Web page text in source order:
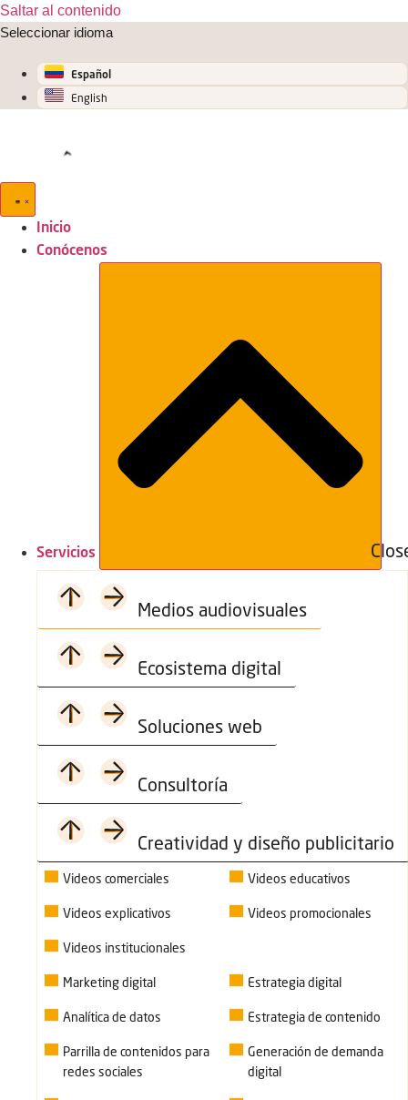
Saltar al contenido
Seleccionar idioma
Español
English
Inicio
Conócenos
Servicios
Medios audiovisuales
Ecosistema digital
Soluciones web
Consultoría
Creatividad y diseño publicitario
Videos comerciales Videos educativos
Videos explicativos Videos promocionales
Videos institucionales
Marketing digital Estrategia digital
Analítica de datos Estrategia de contenido
Parrilla de contenidos para
redes sociales
Generación de demanda
digital